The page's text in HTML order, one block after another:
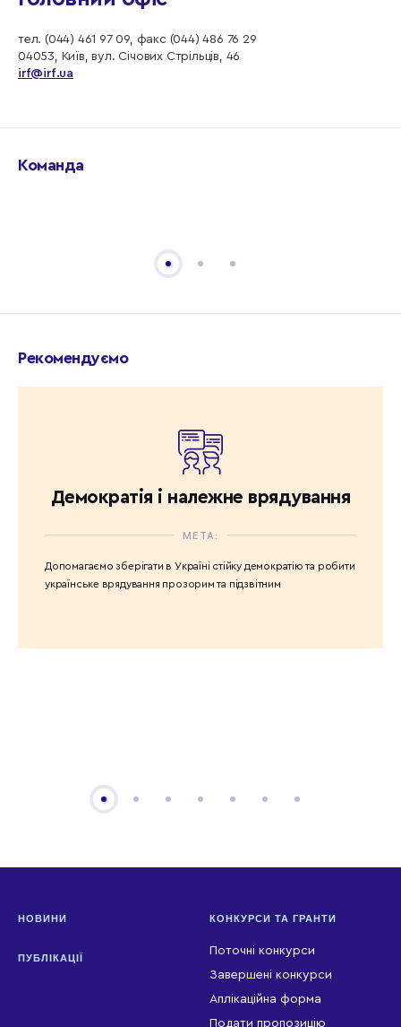
тел. (044) 461 97 09, факс (044) 486 76 29
04053, Київ, вул. Січових Стрільців, 46
irf@irf.ua
Команда
Рекомендуємо
Демократія і належне врядування
МЕТА:
Допомагаємо зберігати в Україні стійку демократію та робити
українське врядування прозорим та підзвітним
НОВИНИ
ПУБЛІКАЦІЇ
КОНКУРСИ ТА ГРАНТИ
Поточні конкурси
Завершені конкурси
Аплікаційна форма
Подати пропозицію